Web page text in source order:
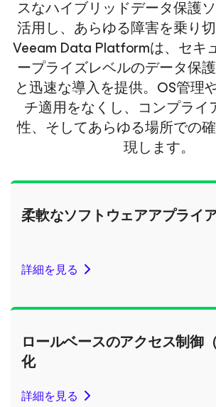
スなハイブリッドデータ保護
活用し、あらゆる障害を乗り切
Veeam Data Platformは、セキ
ープライズレベルのデータ保
と迅速な導入を提供。OS管理
チ適用をなくし、コンプライ
性、そしてあらゆる場所での
現します。
柔軟なソフトウェアアプライ
詳細を見る
ロールベースのアクセス制御
化
詳細を見る